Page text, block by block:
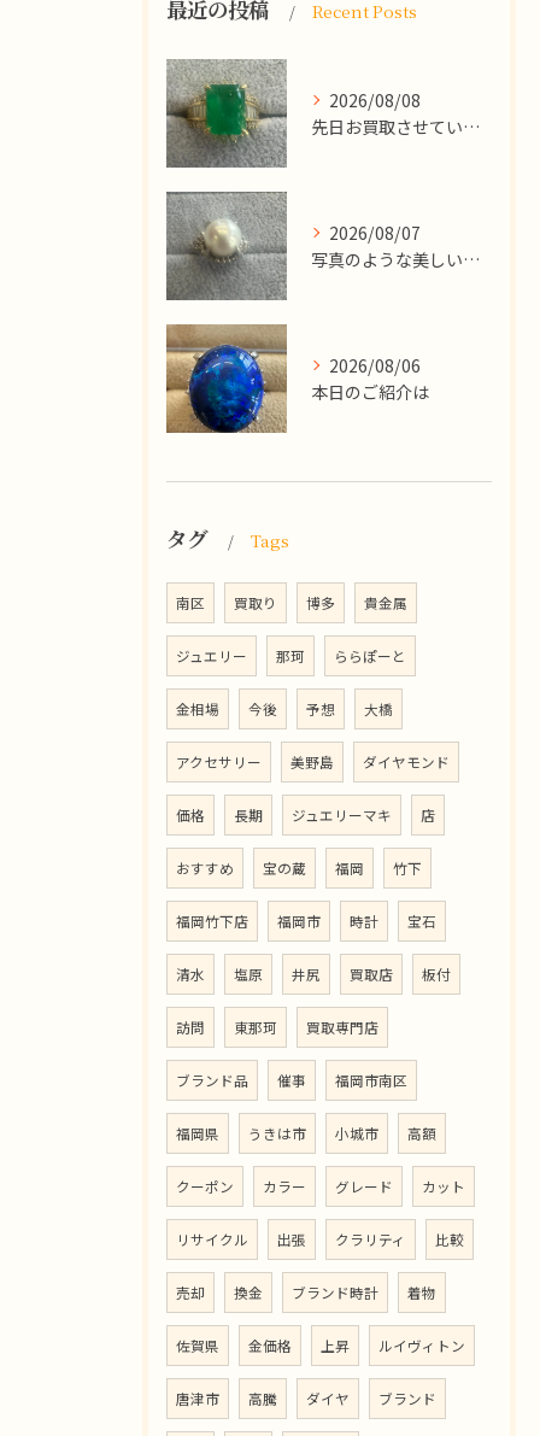
最近の投稿 Recent Posts
2026/08/08
先日お買取させていただいた
2026/08/07
写真のような美しい大粒のパールリングですが、
2026/08/06
本日のご紹介は
タグ Tags
南区 買取り 博多 貴金属
ジュエリー 那珂 ららぽーと
金相場 今後 予想 大橋
アクセサリー 美野島 ダイヤモンド
価格 長期 ジュエリーマキ 店
おすすめ 宝の蔵 福岡 竹下
福岡竹下店 福岡市 時計 宝石
清水 塩原 井尻 買取店 板付
訪問 東那珂 買取専門店
ブランド品 催事 福岡市南区
福岡県 うきは市 小城市 高額
クーポン カラー グレード カット
リサイクル 出張 クラリティ 比較
売却 換金 ブランド時計 着物
佐賀県 金価格 上昇 ルイヴィトン
唐津市 高騰 ダイヤ ブランド